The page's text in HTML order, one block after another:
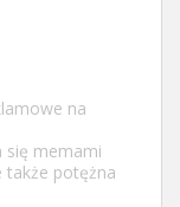
na
się memami
także potężna